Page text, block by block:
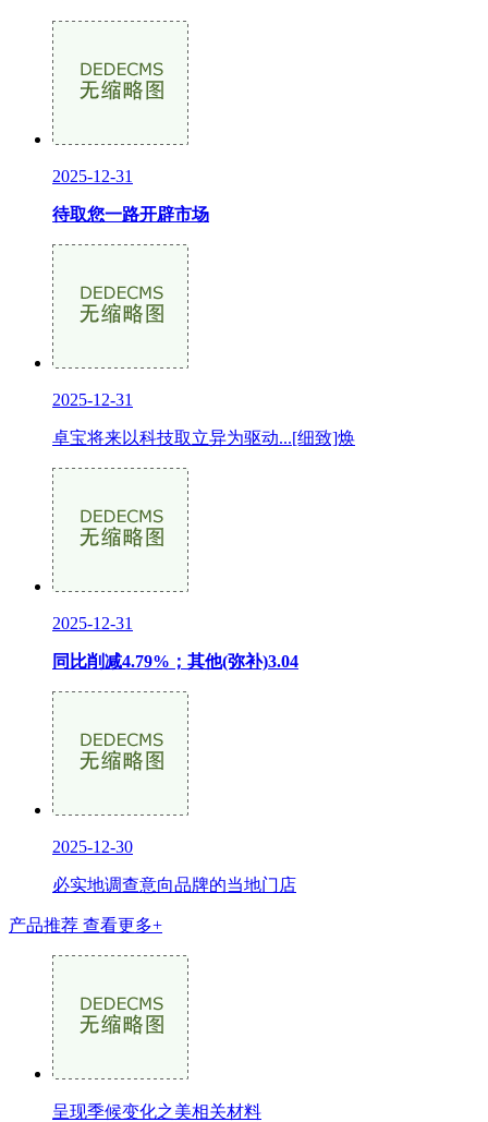
2025-12-31
待取您一路开辟市场
2025-12-31
卓宝将来以科技取立异为驱动...[细致]焕
2025-12-31
同比削减4.79%；其他(弥补)3.04
2025-12-30
必实地调查意向品牌的当地门店
产品推荐 查看更多+
呈现季候变化之美相关材料